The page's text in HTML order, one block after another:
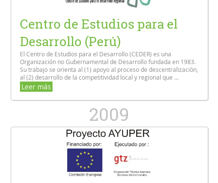
Centro de Estudios para el
Desarrollo (Perú)
El Centro de Estudios para el Desarrollo (CEDER) es una
Organización no Gubernamental de Desarrollo fundada en 1983.
Su trabajo se orienta al (1) apoyo al proceso de descentralización,
al (2) desarrollo de la competitividad local y regional que ...
Leer más
2009